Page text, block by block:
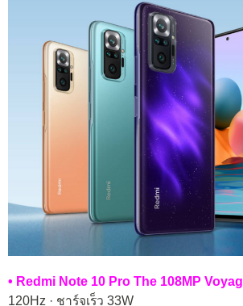
• Redmi Note 10 Pro The 108MP
120Hz · ชาร์จเร็ว 33W